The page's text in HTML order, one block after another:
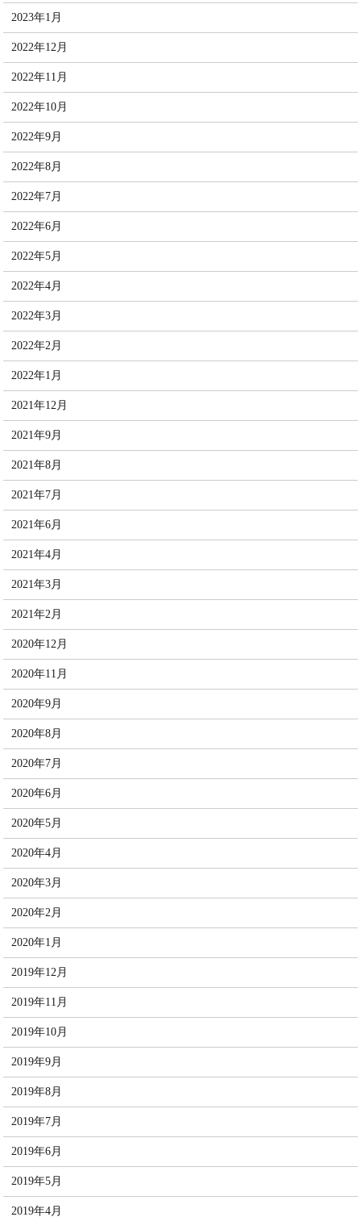
2023年1月
2022年12月
2022年11月
2022年10月
2022年9月
2022年8月
2022年7月
2022年6月
2022年5月
2022年4月
2022年3月
2022年2月
2022年1月
2021年12月
2021年9月
2021年8月
2021年7月
2021年6月
2021年4月
2021年3月
2021年2月
2020年12月
2020年11月
2020年9月
2020年8月
2020年7月
2020年6月
2020年5月
2020年4月
2020年3月
2020年2月
2020年1月
2019年12月
2019年11月
2019年10月
2019年9月
2019年8月
2019年7月
2019年6月
2019年5月
2019年4月